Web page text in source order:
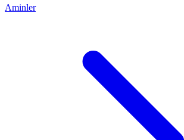
Aminler